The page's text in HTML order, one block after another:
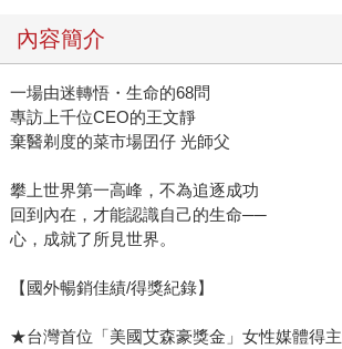
內容簡介
一場由迷轉悟・生命的68問
專訪上千位CEO的王文靜
棄醫剃度的菜市場囝仔 光師父
攀上世界第一高峰，不為追逐成功
回到內在，才能認識自己的生命──
心，成就了所見世界。
【國外暢銷佳績/得獎紀錄】
★台灣首位「美國艾森豪獎金」女性媒體得主